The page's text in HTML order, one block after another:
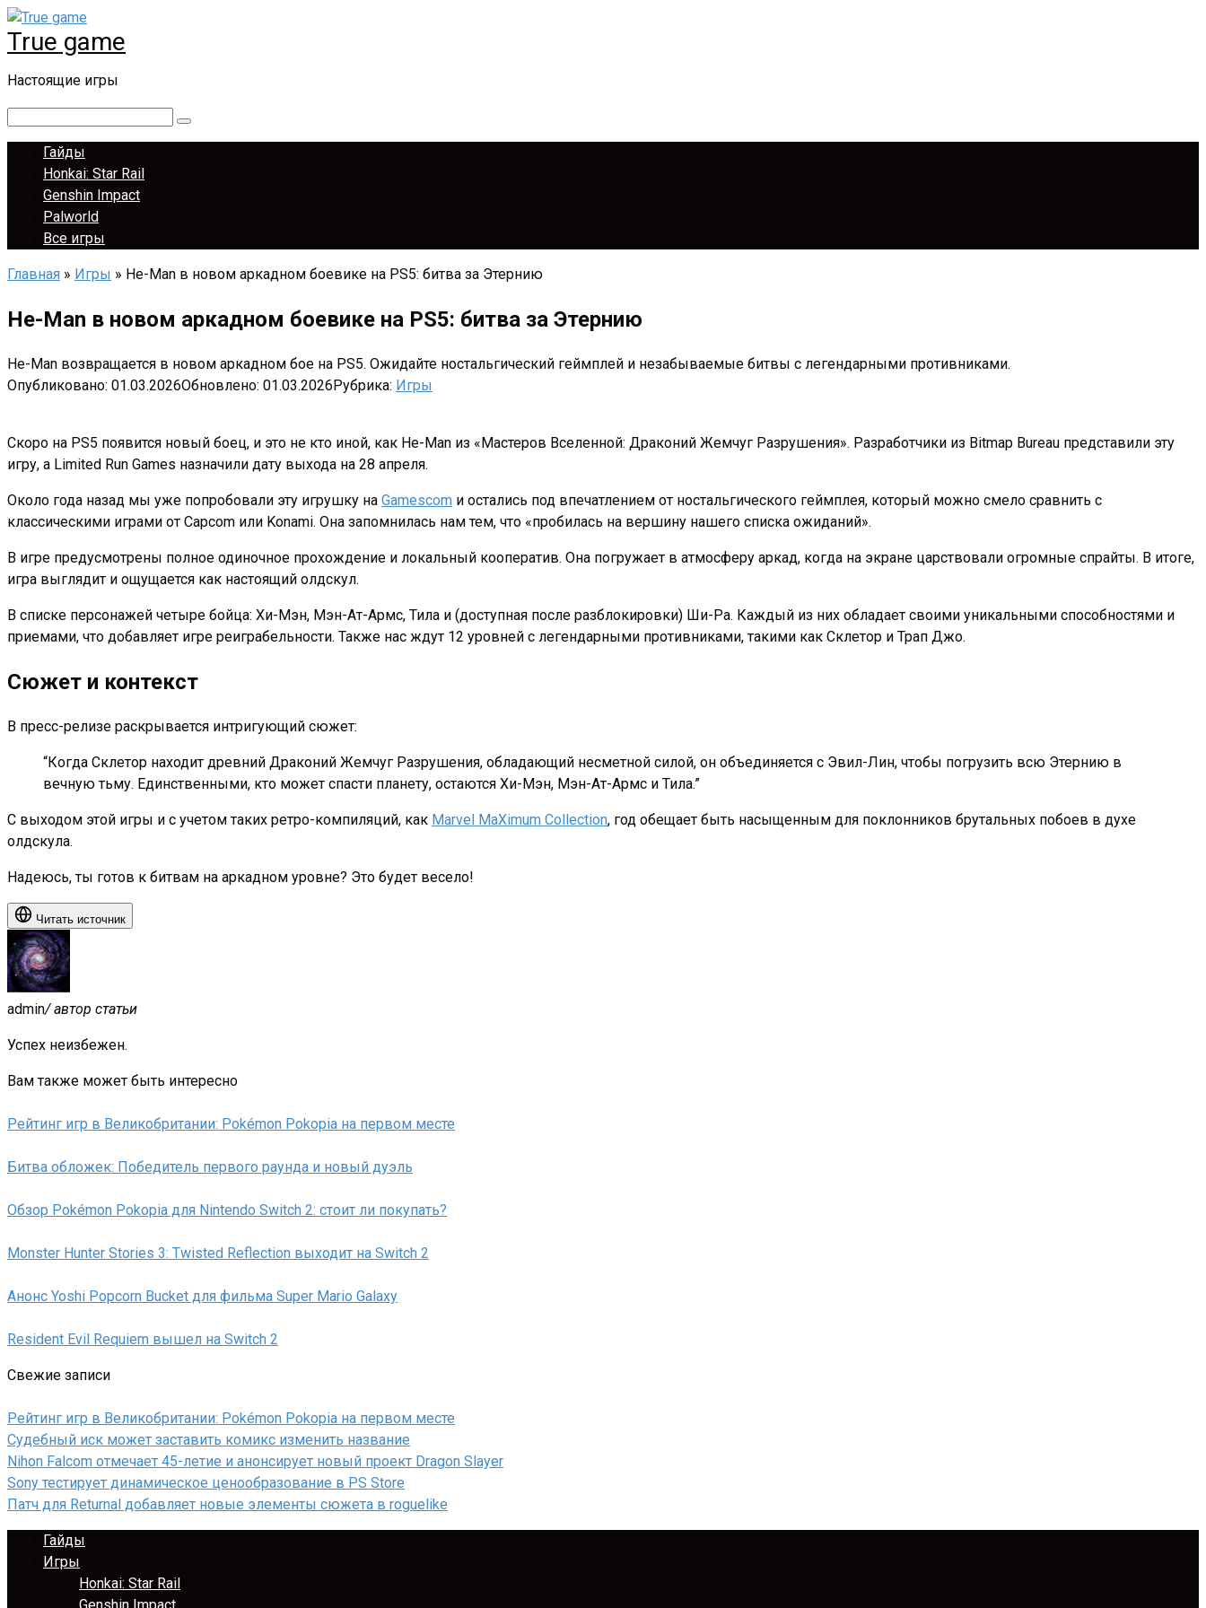
Перейти
к
контенту
True game
Настоящие игры
Гайды
Honkai: Star Rail
Genshin Impact
Palworld
Все игры
Главная » Игры » He-Man в новом аркадном боевике на PS5: битва за Этернию
He-Man в новом аркадном боевике на PS5: битва за Этернию
He-Man возвращается в новом аркадном бое на PS5. Ожидайте ностальгический геймплей и незабываемые битвы с легендарными противниками.
Опубликовано: 01.03.2026Обновлено: 01.03.2026Рубрика: Игры
Скоро на PS5 появится новый боец, и это не кто иной, как He-Man из «Мастеров Вселенной: Драконий Жемчуг Разрушения». Разработчики из Bitmap Bureau представили эту
игру, а Limited Run Games назначили дату выхода на 28 апреля.
Около года назад мы уже попробовали эту игрушку на Gamescom и остались под впечатлением от ностальгического геймплея, который можно смело сравнить с
классическими играми от Capcom или Konami. Она запомнилась нам тем, что «пробилась на вершину нашего списка ожиданий».
В игре предусмотрены полное одиночное прохождение и локальный кооператив. Она погружает в атмосферу аркад, когда на экране царствовали огромные спрайты. В итоге,
игра выглядит и ощущается как настоящий олдскул.
В списке персонажей четыре бойца: Хи-Мэн, Мэн-Ат-Армс, Тила и (доступная после разблокировки) Ши-Ра. Каждый из них обладает своими уникальными способностями и
приемами, что добавляет игре реиграбельности. Также нас ждут 12 уровней с легендарными противниками, такими как Склетор и Трап Джо.
Сюжет и контекст
В пресс-релизе раскрывается интригующий сюжет:
“Когда Склетор находит древний Драконий Жемчуг Разрушения, обладающий несметной силой, он объединяется с Эвил-Лин, чтобы погрузить всю Этернию в
вечную тьму. Единственными, кто может спасти планету, остаются Хи-Мэн, Мэн-Ат-Армс и Тила.”
С выходом этой игры и с учетом таких ретро-компиляций, как Marvel MaXimum Collection, год обещает быть насыщенным для поклонников брутальных побоев в духе
олдскула.
Надеюсь, ты готов к битвам на аркадном уровне? Это будет весело!
Читать источник
admin/ автор статьи
Успех неизбежен.
Вам также может быть интересно
Рейтинг игр в Великобритании: Pokémon Pokopia на первом месте
Битва обложек: Победитель первого раунда и новый дуэль
Обзор Pokémon Pokopia для Nintendo Switch 2: стоит ли покупать?
Monster Hunter Stories 3: Twisted Reflection выходит на Switch 2
Анонс Yoshi Popcorn Bucket для фильма Super Mario Galaxy
Resident Evil Requiem вышел на Switch 2
Свежие записи
Рейтинг игр в Великобритании: Pokémon Pokopia на первом месте
Судебный иск может заставить комикс изменить название
Nihon Falcom отмечает 45-летие и анонсирует новый проект Dragon Slayer
Sony тестирует динамическое ценообразование в PS Store
Патч для Returnal добавляет новые элементы сюжета в roguelike
Гайды
Игры
Honkai: Star Rail
Genshin Impact